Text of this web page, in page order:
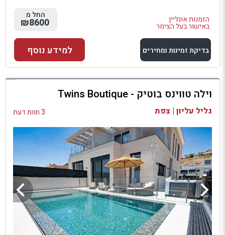
הזמנות אונליין
באישור בעל הצימר
החל מ
₪8600
בדיקת זמינות ומחירים
למתחם זה
בדיקת זמינות ומחירים
למידע נוסף
וילה טווינס בוטיק - Twins Boutique
גליל עליון | צפת 3 חוות דעת